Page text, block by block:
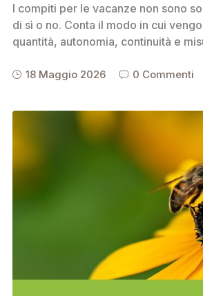
I compiti per le vacanze non sono
di sì o no. Conta il modo in cui
quantità, autonomia, continuità e
18 Maggio 2026 0 Commenti